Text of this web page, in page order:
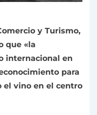
y Turismo,
que «la
internacional en
para
el vino en el centro